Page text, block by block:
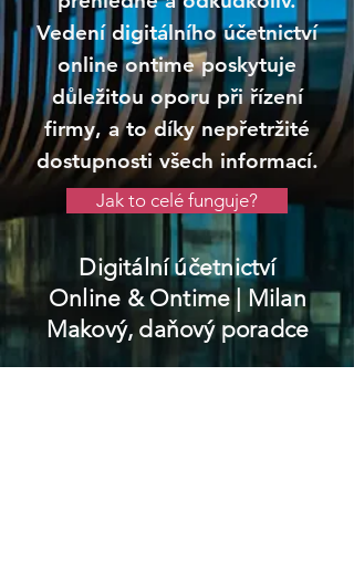
Vedení digitálního účetnictví
online ontime poskytuje
důležitou oporu při řízení
firmy, a to díky nepřetržité
dostupnosti všech informací.
Jak to celé funguje?
Digitální účetnictví
Online & Ontime| Milan
Makový, daňový poradce